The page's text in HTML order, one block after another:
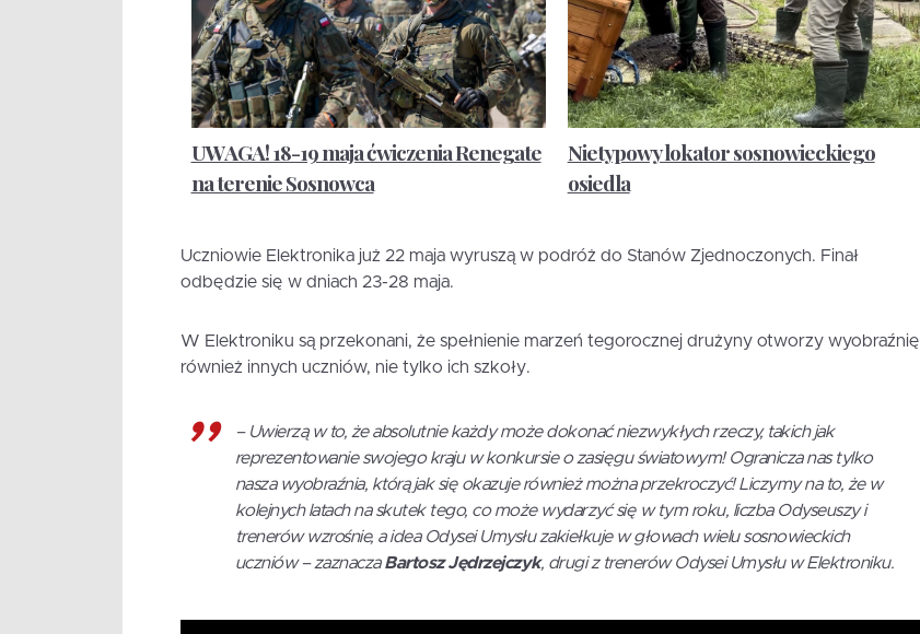
UWAGA! 18-19 maja ćwiczenia Renegate
na terenie Sosnowca
Nietypowy lokator sosnowieckiego
osiedla
Uczniowie Elektronika już 22 maja wyruszą w podróż do Stanów Zjednoczonych. Finał
odbędzie się w dniach 23-28 maja.
W Elektroniku są przekonani, że spełnienie marzeń tegorocznej drużyny otworzy wyobraźnię
również innych uczniów, nie tylko ich szkoły.
– Uwierzą w to, że absolutnie każdy może dokonać niezwykłych rzeczy, takich jak
reprezentowanie swojego kraju w konkursie o zasięgu światowym! Ogranicza nas tylko
nasza wyobraźnia, którą jak się okazuje również można przekroczyć! Liczymy na to, że w
kolejnych latach na skutek tego, co może wydarzyć się w tym roku, liczba Odyseuszy i
trenerów wzrośnie, a idea Odysei Umysłu zakiełkuje w głowach wielu sosnowieckich
uczniów– zaznaczaBartosz Jędrzejczyk, drugi z trenerów Odysei Umysłu w Elektroniku.